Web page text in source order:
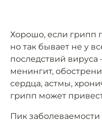
Хорошо, если грипп
но так бывает не у
последствий
менингит,
сердца, астмы,
грипп может
Пик